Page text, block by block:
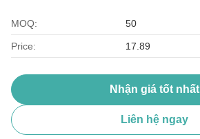
MOQ: 50
Price: 17.89
Nhận giá tốt nhất
Liên hệ ngay